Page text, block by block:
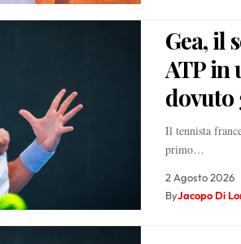
Gea, il
ATP in
dovuto
Il tennista
primo…
2 Agosto 2026
ByJacopo Di